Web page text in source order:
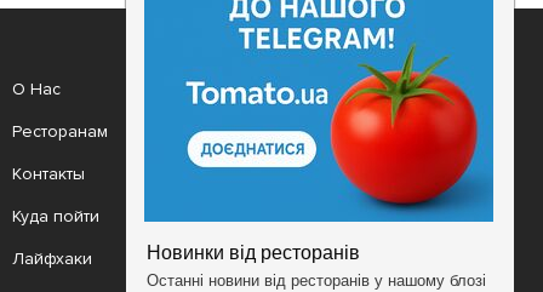
О Нас
Ресторанам
Контакты
Куда пойти
Лайфхаки
Рецепт дня
Новости
Анонсы
Мобильное приложение